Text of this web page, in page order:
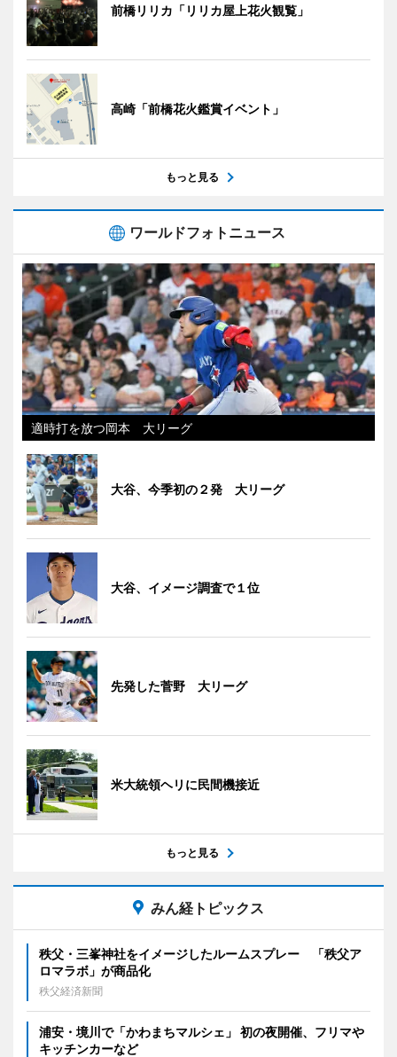
前橋リリカ「リリカ屋上花火観覧」
高崎「前橋花火鑑賞イベント」
もっと見る
ワールドフォトニュース
適時打を放つ岡本 大リーグ
大谷、今季初の２発 大リーグ
大谷、イメージ調査で１位
先発した菅野 大リーグ
米大統領ヘリに民間機接近
もっと見る
みん経トピックス
秩父・三峯神社をイメージしたルームスプレー 「秩父ア
ロマラボ」が商品化
秩父経済新聞
浦安・境川で「かわまちマルシェ」 初の夜開催、フリマや
キッチンカーなど